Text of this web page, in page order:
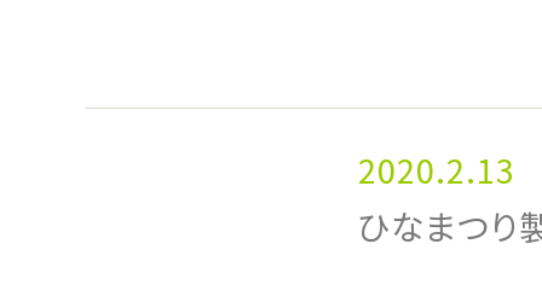
2020.2.13
ひなまつり